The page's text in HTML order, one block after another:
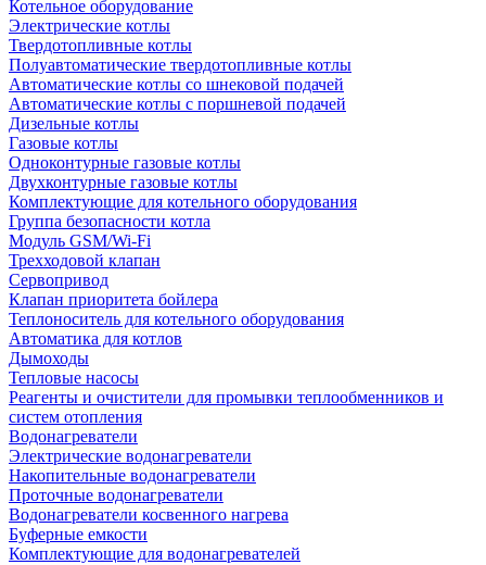
Котельное оборудование
Электрические котлы
Твердотопливные котлы
Полуавтоматические твердотопливные котлы
Автоматические котлы со шнековой подачей
Автоматические котлы с поршневой подачей
Дизельные котлы
Газовые котлы
Одноконтурные газовые котлы
Двухконтурные газовые котлы
Комплектующие для котельного оборудования
Группа безопасности котла
Модуль GSM/Wi-Fi
Трехходовой клапан
Сервопривод
Клапан приоритета бойлера
Теплоноситель для котельного оборудования
Автоматика для котлов
Дымоходы
Тепловые насосы
Реагенты и очистители для промывки теплообменников и
систем отопления
Водонагреватели
Электрические водонагреватели
Накопительные водонагреватели
Проточные водонагреватели
Водонагреватели косвенного нагрева
Буферные емкости
Комплектующие для водонагревателей